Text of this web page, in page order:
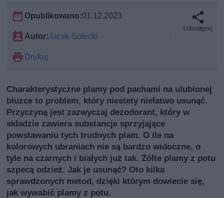
Opublikowano:01.12.2023
Autor:Jacek Sołecki
Drukuj
Udostępnij
Charakterystyczne plamy pod pachami na ulubionej
bluzce to problem, który niestety niełatwo usunąć.
Przyczyną jest zazwyczaj dezodorant, który w
składzie zawiera substancje sprzyjające
powstawaniu tych trudnych plam. O ile na
kolorowych ubraniach nie są bardzo widoczne, o
tyle na czarnych i białych już tak. Żółte plamy z potu
szpecą odzież. Jak je usunąć? Oto kilka
sprawdzonych metod, dzięki którym dowiecie się,
jak wywabić plamy z potu.